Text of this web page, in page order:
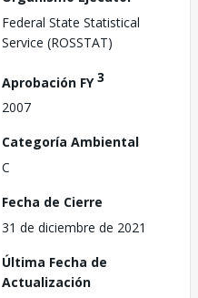
Federal State Statistical
Service (ROSSTAT)
Aprobación FY3
2007
Categoría Ambiental
C
Fecha de Cierre
31 de diciembre de 2021
Última Fecha de
Actualización